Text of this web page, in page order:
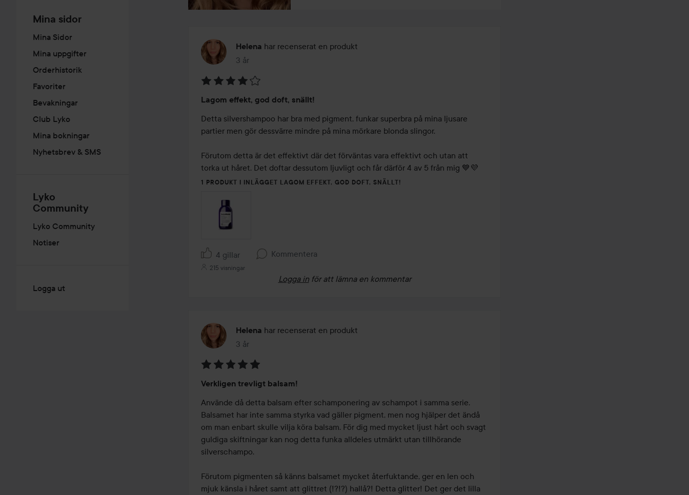
Mina sidor
Mina Sidor
Mina uppgifter
Orderhistorik
Favoriter
Bevakningar
Club Lyko
Mina bokningar
Nyhetsbrev & SMS
Lyko
Community
Lyko Community
Notiser
Logga ut
Helena har recenserat en produkt
3 år
Inlägget skapades 3 år
4
av
5
Lagom effekt, god doft, snällt!
Detta silvershampoo har bra med pigment, funkar superbra på mina ljusare
partier men gör dessvärre mindre på mina mörkare blonda slingor.
Förutom detta är det effektivt där det förväntas vara effektivt och utan att
torka ut håret. Det doftar dessutom ljuvligt och får därför 4 av 5 från mig 💙💜
1 PRODUKT I INLÄGGET LAGOM EFFEKT, GOD DOFT, SNÄLLT!
4 gillar Kommentera
215 visningar
Logga in för att lämna en kommentar
Helena har recenserat en produkt
3 år
Inlägget skapades 3 år
5
av
5
Verkligen trevligt balsam!
Använde då detta balsam efter schamponering av schampot i samma serie.
Balsamet har inte samma styrka vad gäller pigment, men nog hjälper det ändå
om man enbart skulle vilja köra balsam. För dig med mycket ljust hårt och svagt
guldiga skiftningar kan nog detta funka alldeles utmärkt utan tillhörande
silverschampo.
Förutom pigmenten så känns balsamet mycket återfuktande, ger en len och
mjuk känsla i håret samt att glittret (!?!?) hallå?! Detta glitter! Det ger det lilla